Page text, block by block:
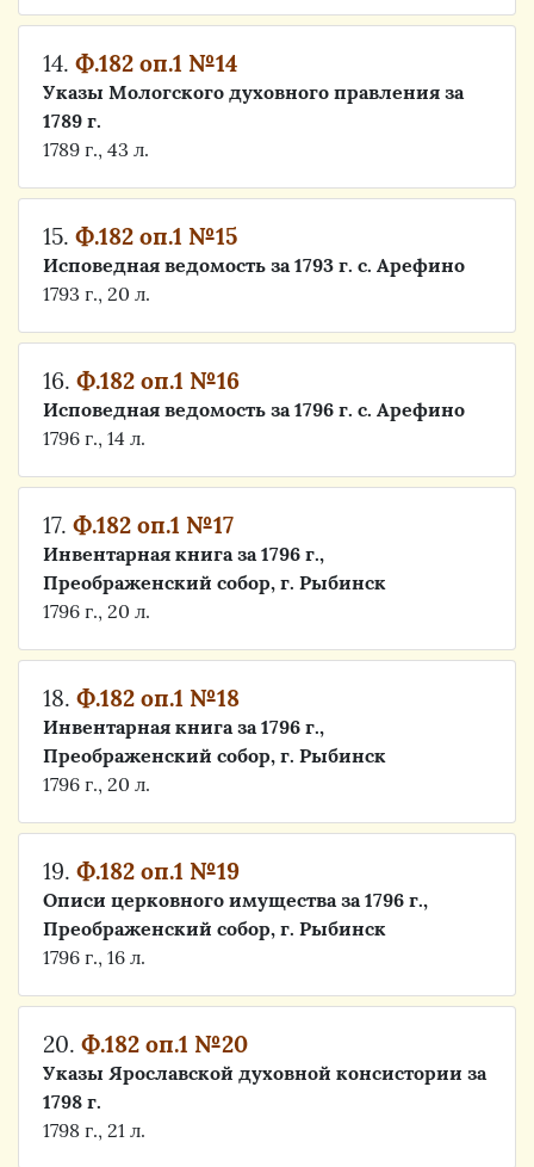
14. Ф.182 оп.1 №14
Указы Мологского духовного правления за
1789 г.
1789 г., 43 л.
15. Ф.182 оп.1 №15
Исповедная ведомость за 1793 г. с. Арефино
1793 г., 20 л.
16. Ф.182 оп.1 №16
Исповедная ведомость за 1796 г. с. Арефино
1796 г., 14 л.
17. Ф.182 оп.1 №17
Инвентарная книга за 1796 г.,
Преображенский собор, г. Рыбинск
1796 г., 20 л.
18. Ф.182 оп.1 №18
Инвентарная книга за 1796 г.,
Преображенский собор, г. Рыбинск
1796 г., 20 л.
19. Ф.182 оп.1 №19
Описи церковного имущества за 1796 г.,
Преображенский собор, г. Рыбинск
1796 г., 16 л.
20. Ф.182 оп.1 №20
Указы Ярославской духовной консистории за
1798 г.
1798 г., 21 л.